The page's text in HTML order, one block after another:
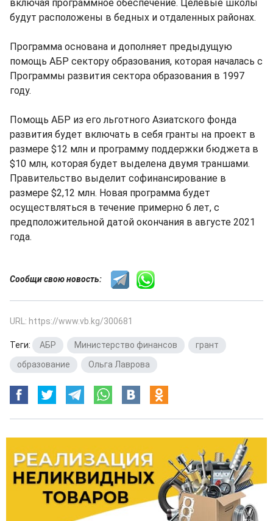
включая программное обеспечение. Целевые школы
будут расположены в бедных и отдаленных районах.
Программа основана и дополняет предыдущую
помощь АБР сектору образования, которая началась с
Программы развития сектора образования в 1997
году.
Помощь АБР из его льготного Азиатского фонда
развития будет включать в себя гранты на проект в
размере $12 млн и программу поддержки бюджета в
$10 млн, которая будет выделена двумя траншами.
Правительство выделит софинансирование в
размере $2,12 млн. Новая программа будет
осуществляться в течение примерно 6 лет, с
предположительной датой окончания в августе 2021
года.
Сообщи свою новость:
URL: https://www.vb.kg/300681
Теги: АБР Министерство финансов грант
образование
Ольга Лаврова